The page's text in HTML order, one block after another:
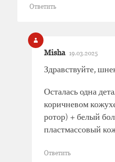
Ответить
Misha 19.03.2025
Здравствуйте,
Осталась одна
коричневом
ротор) + белый
пластмассовый
Ответить